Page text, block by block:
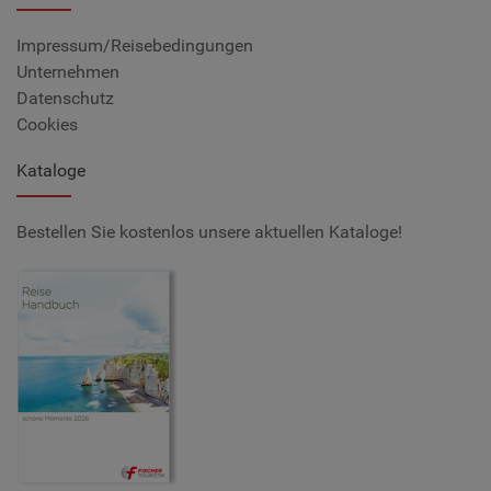
Impressum/Reisebedingungen
Unternehmen
Datenschutz
Cookies
Kataloge
Bestellen Sie kostenlos unsere aktuellen Kataloge!